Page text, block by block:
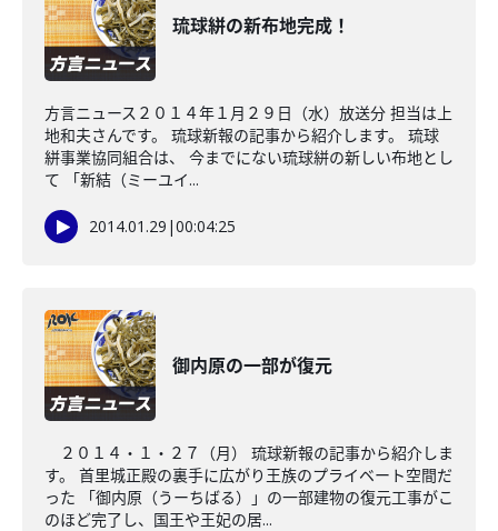
琉球絣の新布地完成！
方言ニュース２０１４年１月２９日（水）放送分 担当は上
地和夫さんです。 琉球新報の記事から紹介します。 琉球
絣事業協同組合は、 今までにない琉球絣の新しい布地とし
て 「新結（ミーユイ...
2014.01.29 |00:04:25
御内原の一部が復元
２０１４・１・２７（月） 琉球新報の記事から紹介しま
す。 首里城正殿の裏手に広がり王族のプライベート空間だ
った 「御内原（うーちばる）」の一部建物の復元工事がこ
のほど完了し、国王や王妃の居...